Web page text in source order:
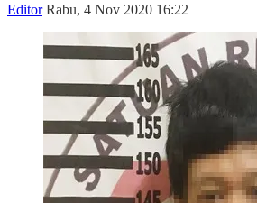
Editor Rabu, 4 Nov 2020 16:22